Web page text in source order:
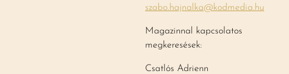
szabo.hajnalka@kodmedia.hu
Magazinnal kapcsolatos
megkeresések:
Csatlós Adrienn